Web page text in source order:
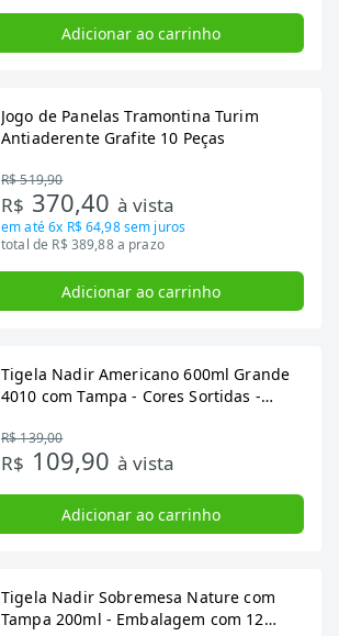
Adicionar ao carrinho
Jogo de Panelas Tramontina Turim
Antiaderente Grafite 10 Peças
R$ 519,90
R$ 370,40 à vista
em até6x R$ 64,98sem juros
total de R$ 389,88 a prazo
Adicionar ao carrinho
Tigela Nadir Americano 600ml Grande
4010 com Tampa - Cores Sortidas -
R$ 139,00
R$ 109,90 à vista
Adicionar ao carrinho
Tigela Nadir Sobremesa Nature com
Tampa 200ml - Embalagem com 12